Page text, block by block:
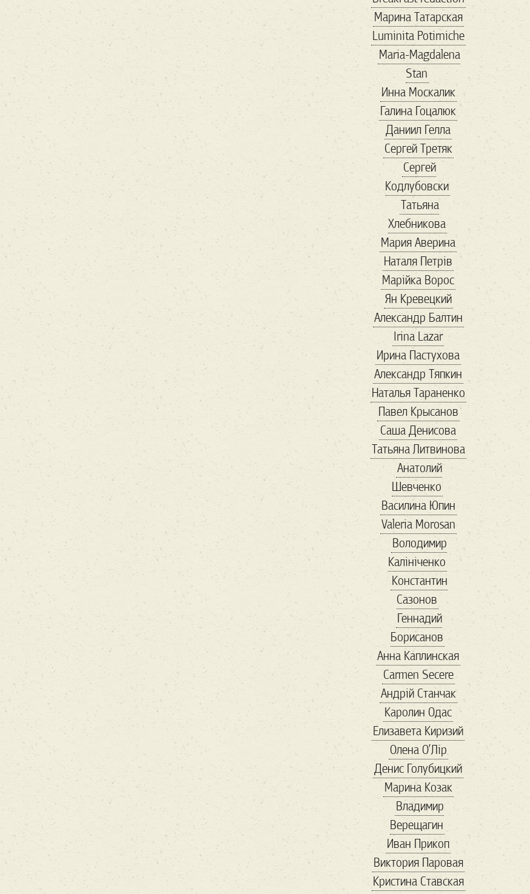
walmart авиа
автомобили
авторы агенство
адвокат
адреналин
азовсталь
амбасадори
антиквариат
Антикорупція
антресоли апрель
Арестович
Армения арсенал
арт артден
Артур
Архитектура
Білий Дім
баальбек бабочка
Балканы бандиты
банки
банкротство
бархатный сезон
баскетбол
беженцы безвиз
бездомные Бернс
Бизнес-завтрак
бисер
благотворительность
блины бокс
Болгария
болгария выборы
Бренд
Бриджит Бардо
Букер
бюро находок
в мире
Війна
віршовіття
вакцинация
Валентин
ванна
варел варенье
веган веган 2
веган бум
великие
Венесуэла
вениция венок
Весна
весна в Украине
Ветеран
вино
Марина Татарская
Luminita Potirniche
Maria-Magdalena
Stan
Инна Москалик
Галина Гоцалюк
Даниил Гелла
Сергей Третяк
Сергей
Кодлубовски
Татьяна
Хлебникова
Мария Аверина
Наталя Петрів
Марійка Вороc
Ян Кревецкий
Александр Балтин
Irina Lazar
Ирина Пастухова
Александр Тяпкин
Наталья Тараненко
Павел Крысанов
Саша Денисова
Татьяна Литвинова
Анатолий
Шевченко
Василина Юпин
Valeria Morosan
Володимир
Калініченко
Константин
Сазонов
Геннадий
Борисанов
Анна Каплинская
Carmen Secere
Андрій Станчак
Каролин Одас
Елизавета Киризий
Олена О’Лір
Денис Голубицкий
Марина Козак
Владимир
Верещагин
Иван Прикоп
Виктория Паровая
Кристина Ставская